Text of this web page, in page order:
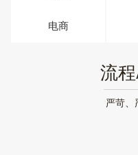
电商
流
严苛、